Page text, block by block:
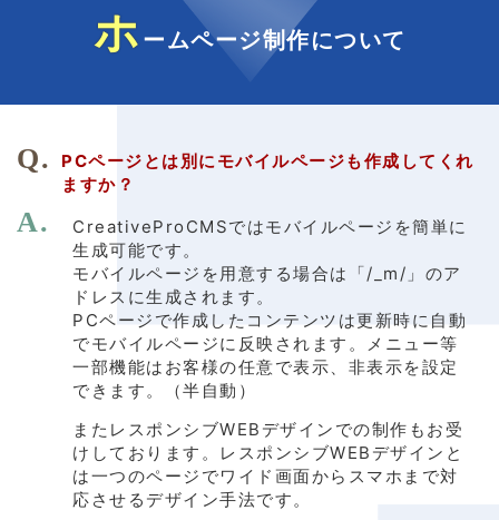
ホ ームページ制作について
PCページとは別にモバイルページも作成してくれ
ますか？
CreativeProCMSではモバイルページを簡単に
生成可能です。
モバイルページを用意する場合は「/_m/」のア
ドレスに生成されます。
PCページで作成したコンテンツは更新時に自動
でモバイルページに反映されます。メニュー等
一部機能はお客様の任意で表示、非表示を設定
できます。（半自動）
またレスポンシブWEBデザインでの制作もお受
けしております。レスポンシブWEBデザインと
は一つのページでワイド画面からスマホまで対
応させるデザイン手法です。